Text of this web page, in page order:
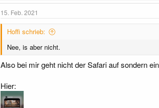
15. Feb. 2021
Hoffi schrieb:
Nee, is aber nicht.
Also bei mir geht nicht der Safari auf sondern
Hier: